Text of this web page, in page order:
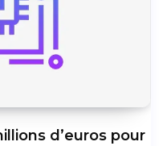
d’euros pour